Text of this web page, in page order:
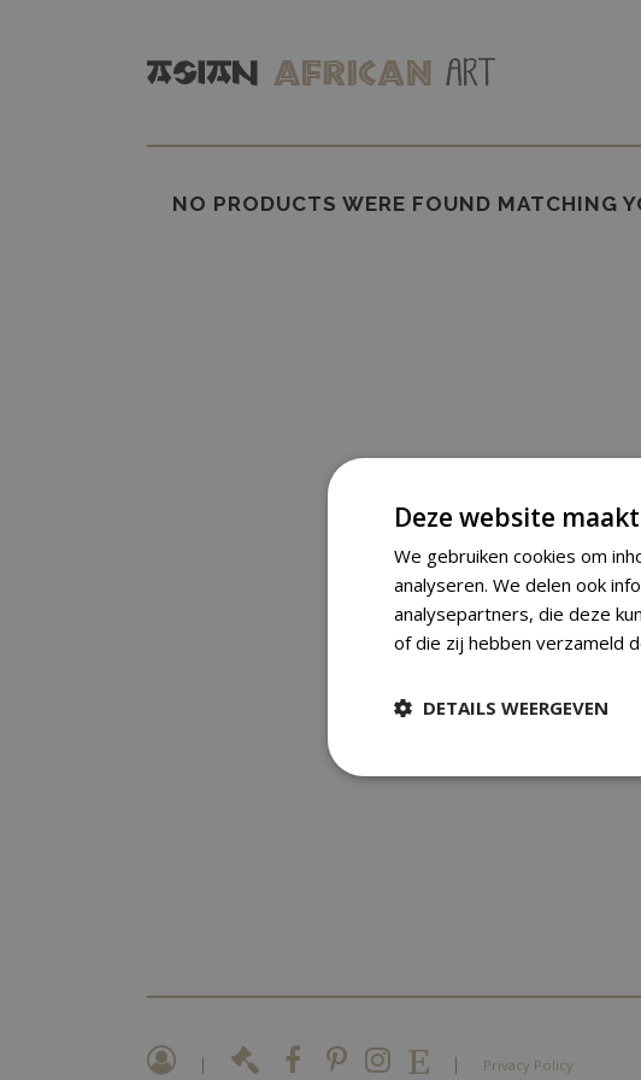
NO PRODUCTS WERE FOUND MATCHING
| | Privacy Policy
Deze website
We gebruiken cookies om
analyseren. We delen ook
analysepartners, die deze
of die zij hebben verzameld
DETAILS WEERGEVEN